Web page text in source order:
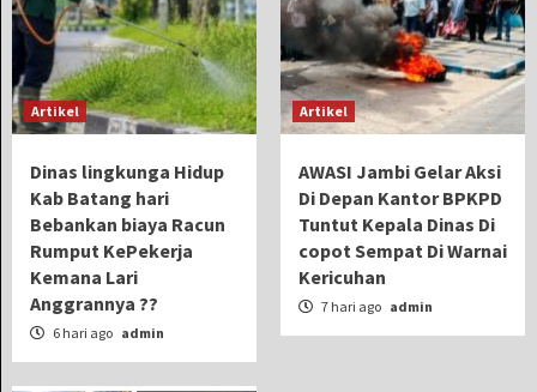
Artikel
Dinas lingkunga Hidup
Kab Batang hari
Bebankan biaya Racun
Rumput KePekerja
Kemana Lari
Anggrannya ??
6 hari ago admin
Artikel
AWASI Jambi Gelar Aksi
Di Depan Kantor BPKPD
Tuntut Kepala Dinas Di
copot Sempat Di Warnai
Kericuhan
7 hari ago admin